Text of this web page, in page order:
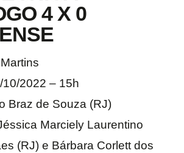
4 X 0
10/2022 – 15h
Braz de Souza (RJ)
Marciely Laurentino
(RJ) e Bárbara Corlett dos